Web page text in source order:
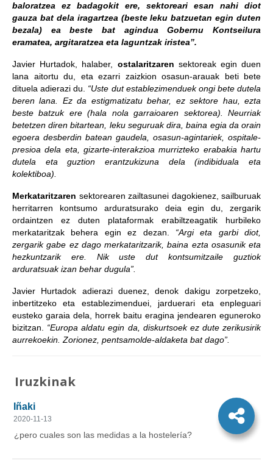
baloratzea ez badagokit ere, sektoreari esan nahi diot
gauza bat dela iragartzea (beste leku batzuetan egin duten
bezala) ea beste bat agindua Gobernu Kontseilura
eramatea, argitaratzea eta laguntzak iristea”.
Javier Hurtadok, halaber, ostalaritzaren sektoreak egin duen
lana aitortu du, eta ezarri zaizkion osasun-arauak beti bete
dituela adierazi du. “Uste dut establezimenduek ongi bete dutela
beren lana. Ez da estigmatizatu behar, ez sektore hau, ezta
beste batzuk ere (hala nola garraioaren sektorea). Neurriak
betetzen diren bitartean, leku seguruak dira, baina egia da orain
egoera desberdin batean gaudela, osasun-agintariek, ospitale-
presioa dela eta, gizarte-interakzioa murrizteko erabakia hartu
dutela eta guztion erantzukizuna dela (indibiduala eta
kolektiboa).
Merkataritzaren sektorearen zailtasunei dagokienez, sailburuak
herritarren kontsumo arduratsurako deia egin du, zergarik
ordaintzen ez duten plataformak erabiltzeagatik hurbileko
merkataritzak behera egin ez dezan. “Argi eta garbi diot,
zergarik gabe ez dago merkataritzarik, baina ezta osasunik eta
hezkuntzarik ere. Nik uste dut kontsumitzaile guztiok
arduratsuak izan behar dugula”.
Javier Hurtadok adierazi duenez, denok dakigu zorpetzeko,
inbertitzeko eta establezimenduei, jarduerari eta enpleguari
eusteko garaia dela, horrek baitu eragina jendearen eguneroko
bizitzan. “Europa aldatu egin da, diskurtsoek ez dute zerikusirik
aurrekoekin. Zorionez, pentsamolde-aldaketa bat dago”.
Iruzkinak